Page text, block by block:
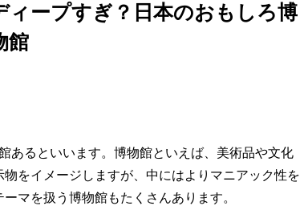
ィープすぎ？日本のおもしろ博
館
あるといいます。博物館といえば、美術品や文化
をイメージしますが、中にはよりマニアック性を
マを扱う博物館もたくさんあります。